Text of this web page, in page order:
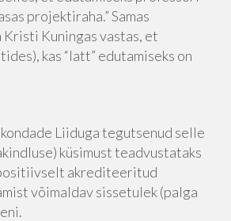
projektiraha.” Samas
Kuningas vastas, et
kas “latt” edutamiseks on
Liiduga tegutsenud selle
küsimust teadvustataks
akrediteeritud
võimaldav sissetulek (palga